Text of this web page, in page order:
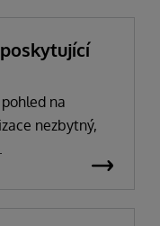
na
nezbytný,